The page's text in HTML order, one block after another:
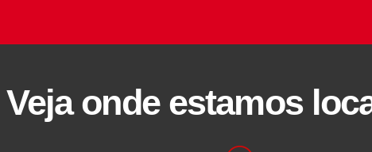
Veja onde estamos